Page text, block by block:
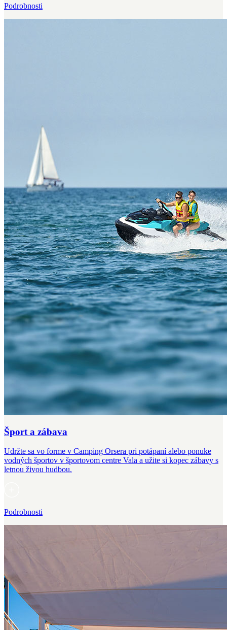
Podrobnosti
Šport a zábava
Udržte sa vo forme v Camping Orsera pri potápaní alebo ponuke
vodných športov v športovom centre Vala a užite si kopec zábavy s
letnou živou hudbou.
Podrobnosti